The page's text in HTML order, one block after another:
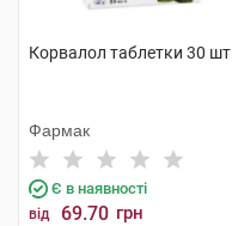
Корвалол таблетки 30 шт
Фармак
Є в наявності
від 69.70 грн